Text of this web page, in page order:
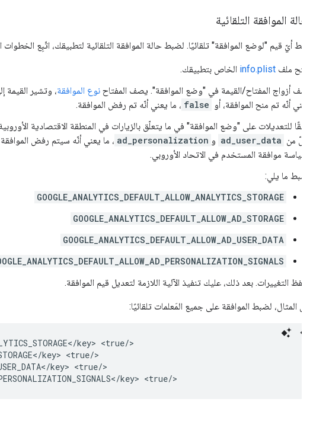
ضبط حالة الموافقة التلقائية
لا يتمّ ضبط أيّ قيم "لوضع الموافقة" تلقائيًا. لضبط حالة الموافقة التلقائية لتطبيقك، اتّبِع الخطوات
افتح ملف info.plist الخاص بتطبيقك.
أضِف أزواج المفتاح/القيمة في "وضع الموافقة". يصف المفتاح نوع الموافقة، وتشير القيمة
يعني أنّه تم منح الموافقة، أو false ، ما يعني أنّه تم رفض الموافقة.
وفقًا للتعديلات على "وضع الموافقة" في ما يتعلّق بالزيارات في المنطقة الاقتصادية
لكلّ من ad_user_data و ad_personalization ، ما يعني أنّه سيتم رفض
لسياسة موافقة المستخدم في الاتحاد الأوروبي.
اضبط ما يلي:
GOOGLE_ANALYTICS_DEFAULT_ALLOW_ANALYTICS_STORAGE
GOOGLE_ANALYTICS_DEFAULT_ALLOW_AD_STORAGE
GOOGLE_ANALYTICS_DEFAULT_ALLOW_AD_USER_DATA
احفظ التغييرات. بعد ذلك، عليك تنفيذ الآلية اللازمة لتعديل قيم الموافقة.
على سبيل المثال، لضبط الموافقة على جميع المَعلمات تلقائيًا:
key> <true/>
key> <true/>
key> <true/>
key>